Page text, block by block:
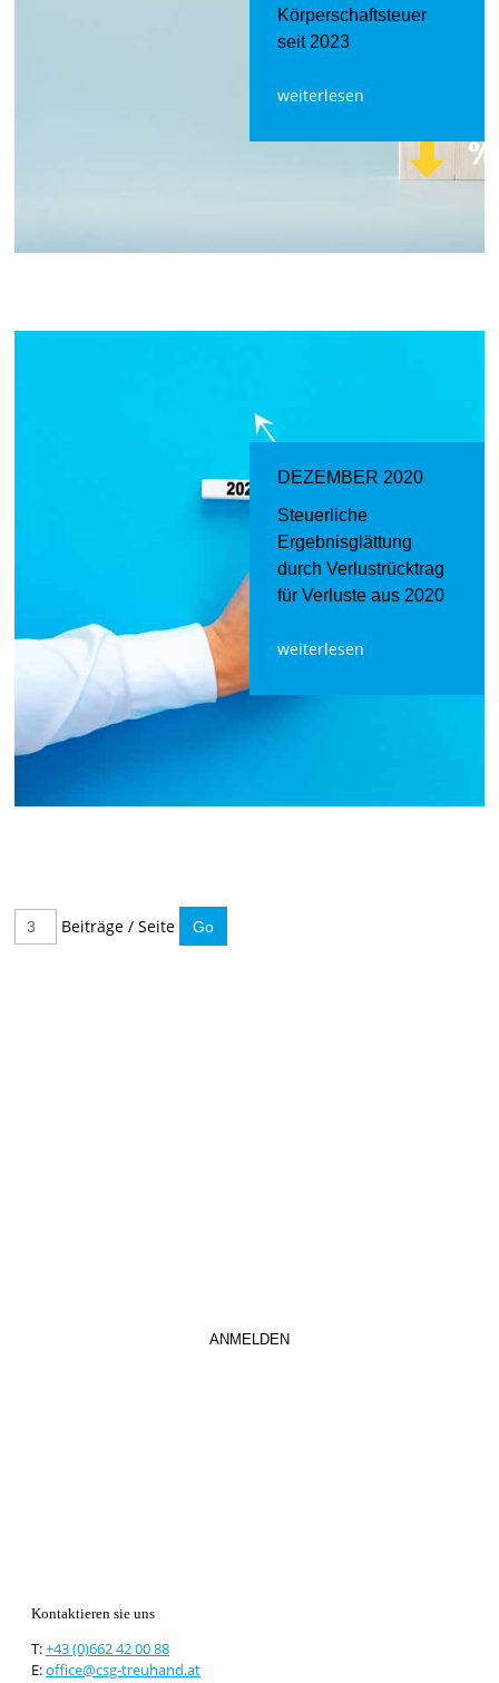
Körperschaftsteuer
seit 2023
weiterlesen
DEZEMBER 2020
Steuerliche
Ergebnisglättung
durch Verlustrücktrag
für Verluste aus 2020
weiterlesen
Beiträge / Seite
Kontaktieren sie uns
T:+43 (0)662 42 00 88
E:office@csg-treuhand.at